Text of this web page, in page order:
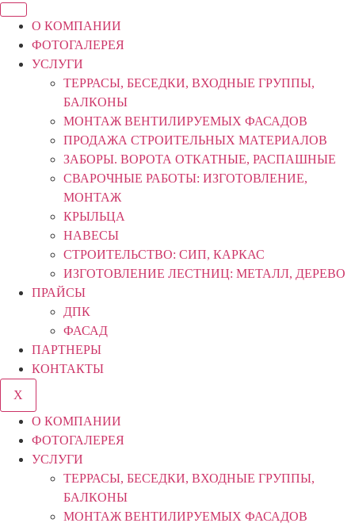
О КОМПАНИИ
ФОТОГАЛЕРЕЯ
УСЛУГИ
ТЕРРАСЫ, БЕСЕДКИ, ВХОДНЫЕ ГРУППЫ,
БАЛКОНЫ
МОНТАЖ ВЕНТИЛИРУЕМЫХ ФАСАДОВ
ПРОДАЖА СТРОИТЕЛЬНЫХ МАТЕРИАЛОВ
ЗАБОРЫ. ВОРОТА ОТКАТНЫЕ, РАСПАШНЫЕ
СВАРОЧНЫЕ РАБОТЫ: ИЗГОТОВЛЕНИЕ,
МОНТАЖ
КРЫЛЬЦА
НАВЕСЫ
СТРОИТЕЛЬСТВО: СИП, КАРКАС
ИЗГОТОВЛЕНИЕ ЛЕСТНИЦ: МЕТАЛЛ, ДЕРЕВО
ПРАЙСЫ
ДПК
ФАСАД
ПАРТНЕРЫ
КОНТАКТЫ
X
О КОМПАНИИ
ФОТОГАЛЕРЕЯ
УСЛУГИ
ТЕРРАСЫ, БЕСЕДКИ, ВХОДНЫЕ ГРУППЫ,
БАЛКОНЫ
МОНТАЖ ВЕНТИЛИРУЕМЫХ ФАСАДОВ